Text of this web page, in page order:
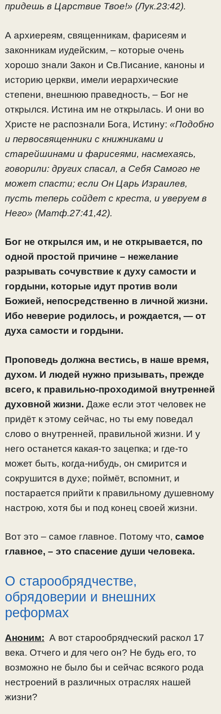
придешь в Царствие Твое!» (Лук.23:42).
А архиереям, священникам, фарисеям и
законникам иудейским, – которые очень
хорошо знали Закон и Св.Писание, каноны и
историю церкви, имели иерархические
степени, внешнюю праведность, – Бог не
открылся. Истина им не открылась. И они во
Христе не распознали Бога, Истину: «Подобно
и первосвященники с книжниками и
старейшинами и фарисеями, насмехаясь,
говорили: других спасал, а Себя Самого не
может спасти; если Он Царь Израилев,
пусть теперь сойдет с креста, и уверуем в
Него» (Матф.27:41,42).
Бог не открылся им, и не открывается, по
одной простой причине – нежелание
разрывать сочувствие к духу самости и
гордыни, которые идут против воли
Божией, непосредственно в личной жизни.
Ибо неверие родилось, и рождается, — от
духа самости и гордыни.
Проповедь должна вестись, в наше время,
духом. И людей нужно призывать, прежде
всего, к правильно-проходимой внутренней
духовной жизни. Даже если этот человек не
придёт к этому сейчас, но ты ему поведал
слово о внутренней, правильной жизни. И у
него останется какая-то зацепка; и где-то
может быть, когда-нибудь, он смирится и
сокрушится в духе; поймёт, вспомнит, и
постарается прийти к правильному душевному
настрою, хотя бы и под конец своей жизни.
Вот это – самое главное. Потому что, самое
главное, – это спасение души человека.
О старообрядчестве,
обрядоверии и внешних
реформах
Аноним: А вот старообрядческий раскол 17
века. Отчего и для чего он? Не будь его, то
возможно не было бы и сейчас всякого рода
нестроений в различных отраслях нашей
жизни?